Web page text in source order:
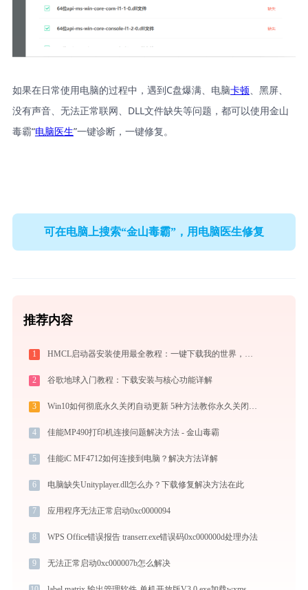
如果在日常使用电脑的过程中，遇到C盘爆满、电脑卡顿、黑屏、
没有声音、无法正常联网、DLL文件缺失等问题，都可以使用金山
毒霸“电脑医生”一键诊断，一键修复。
可在电脑上搜索“金山毒霸”，用电脑医生修复
推荐内容
1 HMCL启动器安装使用最全教程：一键下载我的世界，轻松搞定Mod与Java配置
2 谷歌地球入门教程：下载安装与核心功能详解
3 Win10如何彻底永久关闭自动更新 5种方法教你永久关闭win10自动更新
4 佳能MP490打印机连接问题解决方法 - 金山毒霸
5 佳能iC MF4712如何连接到电脑？解决方法详解
6 电脑缺失Unityplayer.dll怎么办？下载修复解决方法在此
7 应用程序无法正常启动0xc0000094
8 WPS Office错误报告 transerr.exe错误码0xc000000d处理办法
9 无法正常启动0xc000007b怎么解决